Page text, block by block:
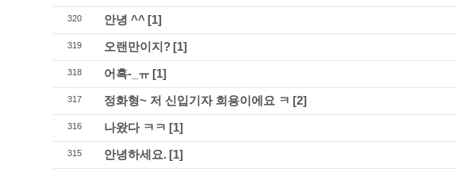
320 안녕 ^^[1]
319 오랜만이지?[1]
318 어흑-_ㅠ [1]
317 정화형~ 저 신입기자 희용이에요 ㅋ [2]
316 나왔다 ㅋㅋ [1]
315 안녕하세요.[1]